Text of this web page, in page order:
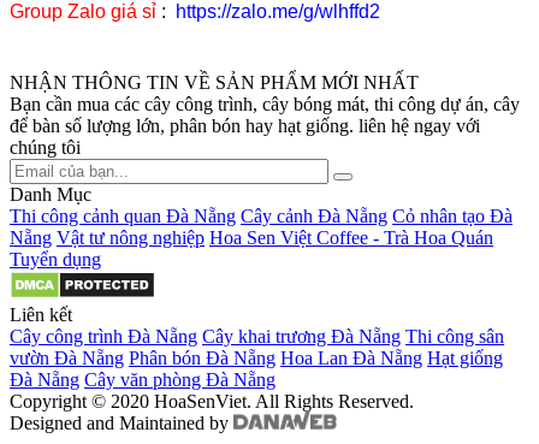
Group Zalo giá sỉ : https://zalo.me/g/wlhffd2
NHẬN THÔNG TIN VỀ SẢN PHẨM MỚI NHẤT
Bạn cần mua các cây công trình, cây bóng mát, thi công dự án, cây
để bàn số lượng lớn, phân bón hay hạt giống. liên hệ ngay với
chúng tôi
Danh Mục
Thi công cảnh quan Đà Nẵng Cây cảnh Đà Nẵng Cỏ nhân tạo Đà
Nẵng Vật tư nông nghiệp Hoa Sen Việt Coffee - Trà Hoa Quán
Tuyển dụng
Liên kết
Cây công trình Đà Nẵng Cây khai trương Đà Nẵng Thi công sân
vườn Đà Nẵng Phân bón Đà Nẵng Hoa Lan Đà Nẵng Hạt giống
Đà Nẵng Cây văn phòng Đà Nẵng
Copyright © 2020 HoaSenViet. All Rights Reserved.
Designed and Maintained by